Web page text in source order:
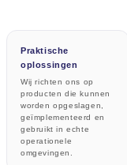
Praktische
oplossingen
Wij richten ons op
producten die kunnen
worden opgeslagen,
geïmplementeerd en
gebruikt in echte
operationele
omgevingen.